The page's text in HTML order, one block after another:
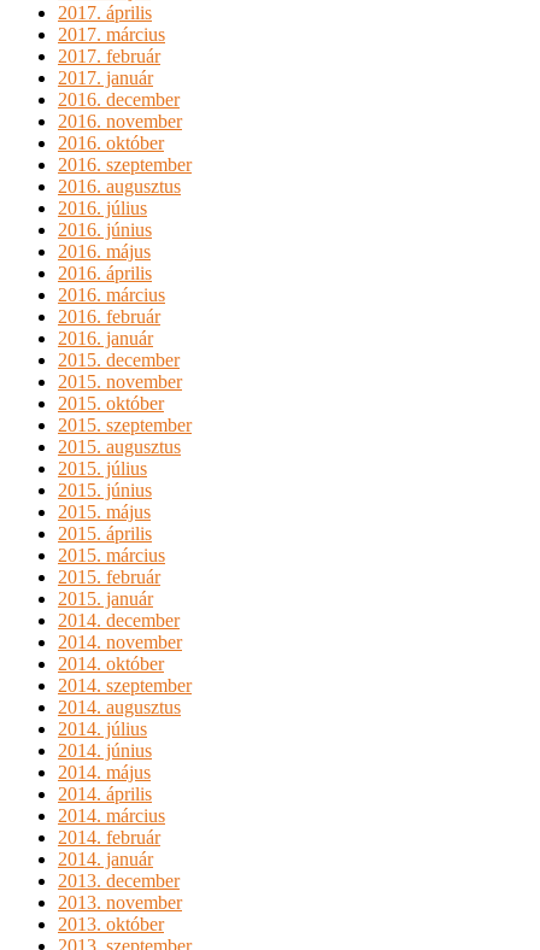
2017. április
2017. március
2017. február
2017. január
2016. december
2016. november
2016. október
2016. szeptember
2016. augusztus
2016. július
2016. június
2016. május
2016. április
2016. március
2016. február
2016. január
2015. december
2015. november
2015. október
2015. szeptember
2015. augusztus
2015. július
2015. június
2015. május
2015. április
2015. március
2015. február
2015. január
2014. december
2014. november
2014. október
2014. szeptember
2014. augusztus
2014. július
2014. június
2014. május
2014. április
2014. március
2014. február
2014. január
2013. december
2013. november
2013. október
2013. szeptember